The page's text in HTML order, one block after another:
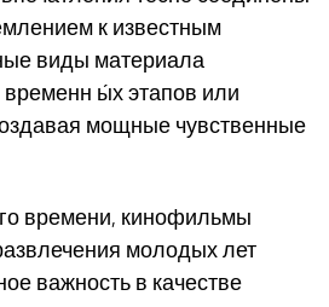
к известным
виды материала
ы́х этапов или
мощные чувственные
времени, кинофильмы
молодых лет
важность в качестве